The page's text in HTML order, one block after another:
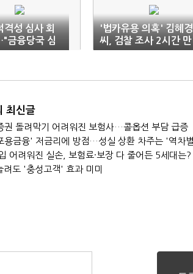
격성 심사 회
금융당국 심
야"
'법카유용 의혹' 김혜경
씨, 검찰 조사 2시간 만
에 귀가
최신글
권 돌려막기 어려워진 보험사…콜옵션 부담 급증
용금융' 저금리에 방점…성실 상환 차주는 '역차
어려워진 실손, 보험료·보장 다 줄어든 5세대는?
려도 '충성고객' 효과 미미